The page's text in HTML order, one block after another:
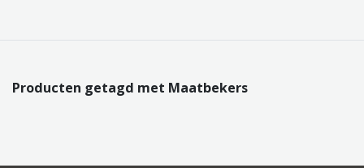
Producten getagd met Maatbekers